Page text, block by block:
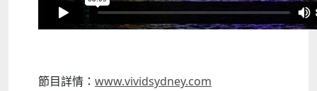
節目詳情： www.vividsydney.com